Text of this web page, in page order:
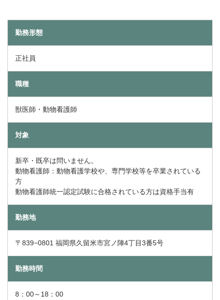
勤務形態
正社員
職種
獣医師・動物看護師
対象
新卒・既卒は問いません。
​​​​​​​動物看護師：動物看護学校や、専門学校等を卒業されている
方
動物看護師統一認定試験に合格されている方は資格手当有
勤務地
〒839−0801 福岡県久留米市宮ノ陣4丁目3番5号
勤務時間
8：00～18：00